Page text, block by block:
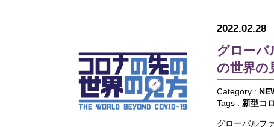
2022.02.28
グローバ
の世界の
Category :
Tags : 新型コ
グローバルフ